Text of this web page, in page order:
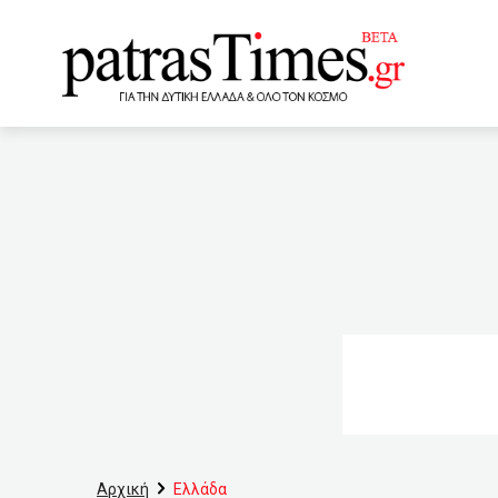
Αρχική Ελλάδα